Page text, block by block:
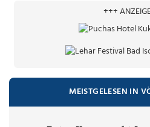
+++
MEISTGELESEN IN